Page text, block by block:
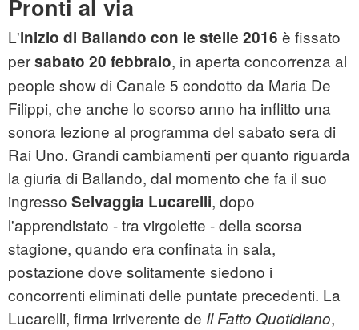
Pronti al via
L'inizio di Ballando con le stelle 2016 è fissato
persabato 20 febbraio, in aperta concorrenza al
people show di Canale 5 condotto da Maria De
Filippi, che anche lo scorso anno ha inflitto una
sonora lezione al programma del sabato sera di
Rai Uno. Grandi cambiamenti per quanto riguarda
la giuria di Ballando, dal momento che fa il suo
ingresso Selvaggia Lucarelli, dopo
l'apprendistato - tra virgolette - della scorsa
stagione, quando era confinata in sala,
postazione dove solitamente siedono i
concorrenti eliminati delle puntate precedenti. La
Lucarelli, firma irriverente de Il Fatto Quotidiano,